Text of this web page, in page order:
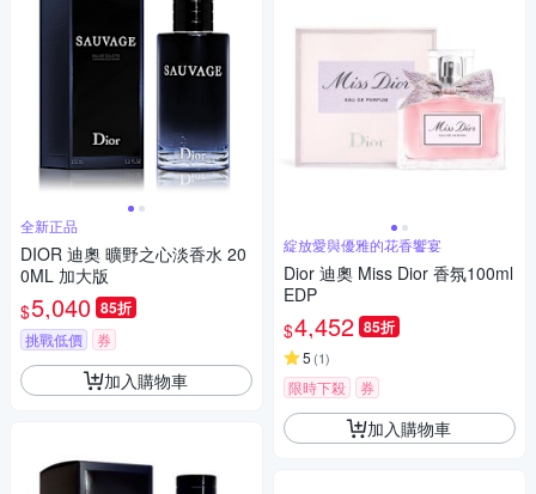
全新正品
DIOR 迪奧 曠野之心淡香水 20
0ML 加大版
$5,040 85折
挑戰低價 券
加入購物車
綻放愛與優雅的花香饗宴
Dior 迪奧 Miss Dior 香氛100ml
EDP
$4,452 85折
5 (1)
限時下殺 券
加入購物車